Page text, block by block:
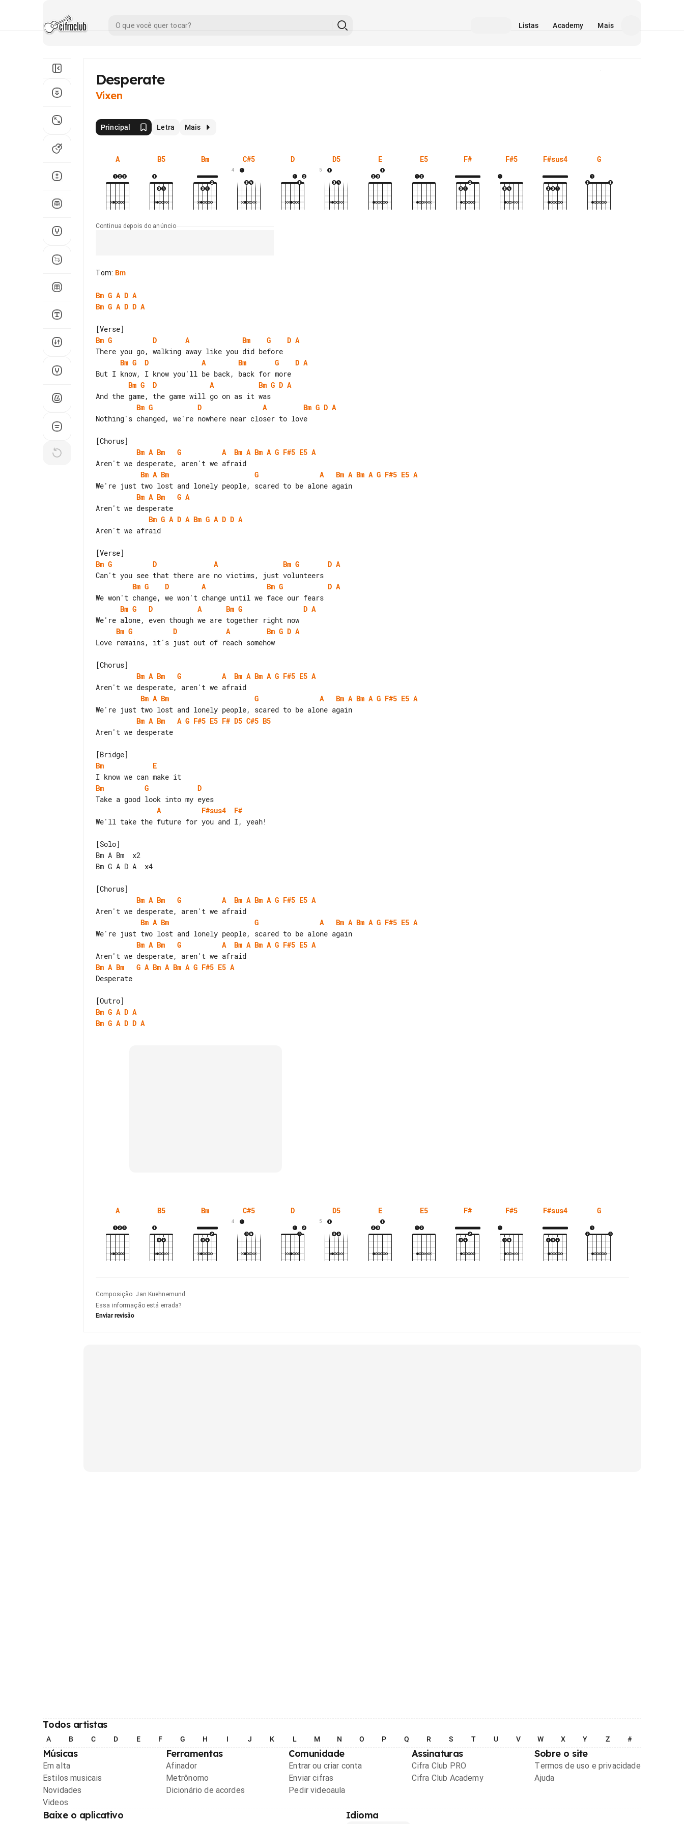
Listas Academy Mais
Desperate
Vixen
Principal Letra Mais
A B5 Bm C#5
4
D D5
5
E E5 F# F#5 F#sus4 G
Continua depois do anúncio
Tom: Bm
Bm G A D A
Bm G A D D A
Bm G D A Bm G D A
Bm G D A Bm G D A
Bm G D A Bm G D A
Bm G D A Bm G D A
Nothing's changed, we're nowhere near closer to love
Bm A Bm G A Bm A Bm A G F#5 E5 A
Bm A Bm G A Bm A Bm A G F#5 E5 A
Bm A Bm G A
Bm G A D A Bm G A D D A
Aren't we afraid
Bm G D A Bm G D A
Bm G D A Bm G D A
Bm G D A Bm G D A
Bm G D A Bm G D A
Love remains, it's just out of reach somehow
Bm A Bm G A Bm A Bm A G F#5 E5 A
Bm A Bm G A Bm A Bm A G F#5 E5 A
Bm A Bm A G F#5 E5 F# D5 C#5 B5
Aren't we desperate
Bm
E
Bm
G
D
A
F#sus4
F#
We'll take the future for you and I, yeah!
[Solo]
Bm A Bm  x2
Bm G A D A  x4
Bm A Bm G A Bm A Bm A G F#5 E5 A
Bm A Bm G A Bm A Bm A G F#5 E5 A
Bm A Bm G A Bm A Bm A G F#5 E5 A
Bm A Bm G A Bm A Bm A G F#5 E5 A
Desperate
Bm G A D A
Bm G A D D A
A B5 Bm C#5
4
D D5
5
E E5 F# F#5 F#sus4 G
Composição: Jan Kuehnemund
Essa informação está errada?
Enviar revisão
Todos artistas
A B C D E F G H I J K L M N O P Q R S T U V W X Y Z #
Músicas
Em alta
Estilos musicais
Novidades
Videos
Ferramentas
Afinador
Metrônomo
Dicionário de acordes
Comunidade
Entrar ou criar conta
Enviar cifras
Pedir videoaula
Assinaturas
Cifra Club PRO
Cifra Club Academy
Sobre o site
Termos de uso e privacidade
Ajuda
Baixe o aplicativo Idioma